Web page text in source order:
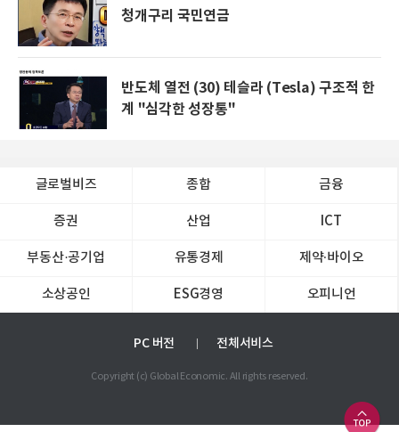
청개구리 국민연금
반도체 열전 (30) 테슬라 (Tesla) 구조적 한
계 "심각한 성장통"
글로벌비즈 종합 금융
증권 산업 ICT
부동산·공기업 유통경제 제약∙바이오
소상공인 ESG경영 오피니언
PC 버전 전체서비스
Copyright (c) Global Economic. All rights reserved.